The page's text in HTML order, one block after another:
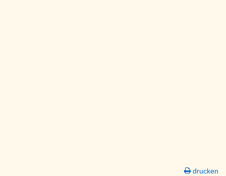
drucken